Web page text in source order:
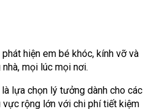
hiện em bé khóc, kính vỡ và
mọi lúc mọi nơi.
lựa chọn lý tưởng dành cho các
rộng lớn với chi phí tiết kiệm